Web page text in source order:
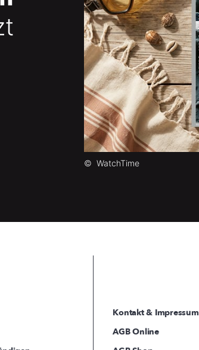
© WatchTime
Kontakt & Impressum
AGB Online